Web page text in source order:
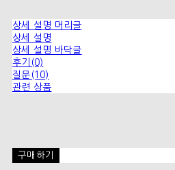
상세 설명 머리글
상세 설명
상세 설명 바닥글
후기(0)
질문(10)
관련 상품
구매하기